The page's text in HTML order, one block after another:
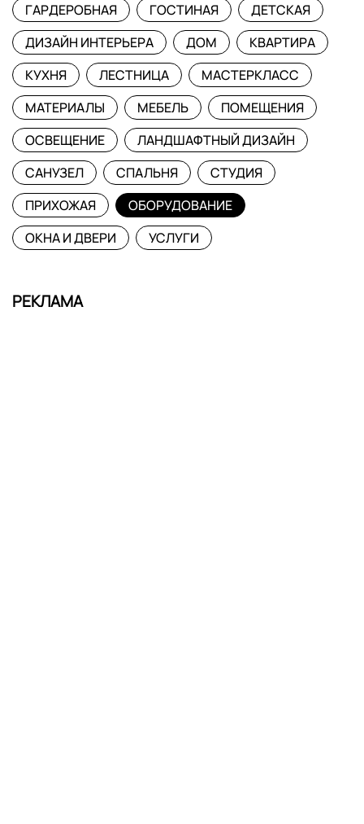
ГАРДЕРОБНАЯ
ГОСТИНАЯ
ДЕТСКАЯ
ДИЗАЙН ИНТЕРЬЕРА
ДОМ
КВАРТИРА
КУХНЯ
ЛЕСТНИЦА
МАСТЕРКЛАСС
МАТЕРИАЛЫ
МЕБЕЛЬ
ПОМЕЩЕНИЯ
ОСВЕЩЕНИЕ
ЛАНДШАФТНЫЙ ДИЗАЙН
САНУЗЕЛ
СПАЛЬНЯ
СТУДИЯ
ПРИХОЖАЯ
ОБОРУДОВАНИЕ
ОКНА И ДВЕРИ
УСЛУГИ
РЕКЛАМА